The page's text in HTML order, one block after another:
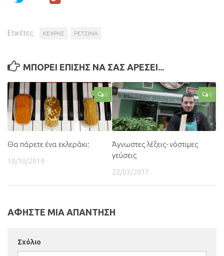
Ετικέτες: ΚΕΧΡΗΣ ΡΕΤΣΙΝΑ
ΜΠΟΡΕΙ ΕΠΙΣΗΣ ΝΑ ΣΑΣ ΑΡΕΣΕΙ...
0
Θα πάρετε ένα εκλεράκι;
10/10/2019
0
Άγνωστες λέξεις- νόστιμες
γεύσεις
22/03/2017
ΑΦΗΣΤΕ ΜΙΑ ΑΠΑΝΤΗΣΗ
Σχόλιο